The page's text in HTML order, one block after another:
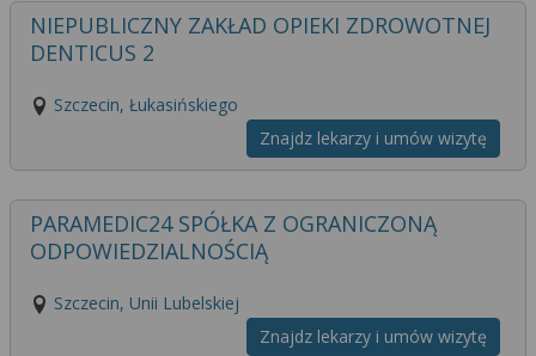
NIEPUBLICZNY ZAKŁAD OPIEKI ZDROWOTNEJ
DENTICUS 2
Szczecin, Łukasińskiego
Znajdz lekarzy i umów wizytę
PARAMEDIC24 SPÓŁKA Z OGRANICZONĄ
ODPOWIEDZIALNOŚCIĄ
Szczecin, Unii Lubelskiej
Znajdz lekarzy i umów wizytę